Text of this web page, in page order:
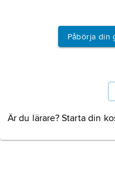
Påbörja din
Är du lärare? Starta din